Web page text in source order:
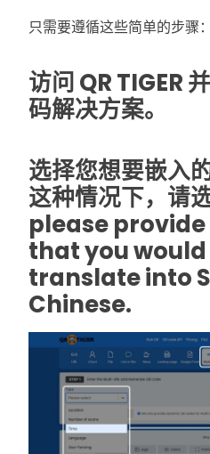
只需要遵循这些简单的步骤：
访问 QR TIGER
码解决方案。
选择您想要嵌入
这种情况下，请
please
that you
translate into
Chinese.